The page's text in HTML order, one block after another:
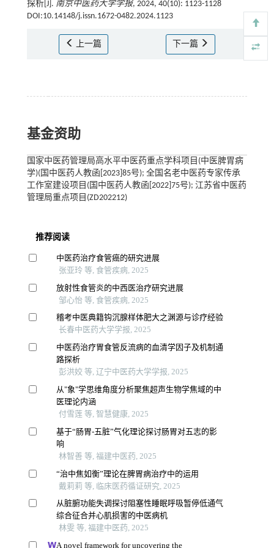
探析[J]. 南京中医药大学学报, 2024, 40(10): 1123-1128
DOI:10.14148/j.issn.1672-0482.2024.1123
上一篇 下一篇
基金资助
国家中医药管理局高水平中医药重点学科项目(中医脾胃病
学)(国中医药人教函[2023]85号); 全国名老中医药专家传承
工作室建设项目(国中医药人教函[2022]75号); 江苏省中医药
管理局重点项目(ZD202212)